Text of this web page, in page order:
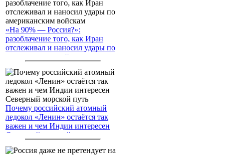
«На 90% — Россия?»:
разоблачение того, как Иран
отслеживал и наносил удары по
американским войскам
Почему российский атомный
ледокол «Ленин» остаётся так
важен и чем Индии интересен
Северный морской путь